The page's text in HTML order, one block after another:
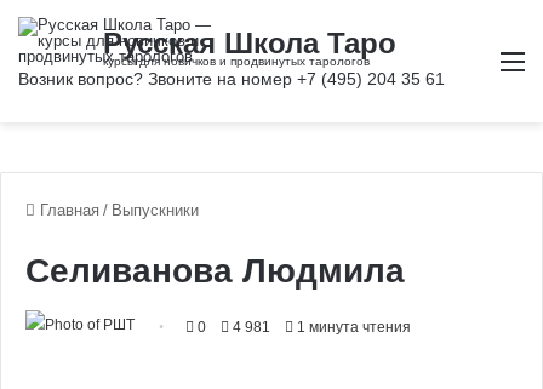
Главная / Выпускники
Селиванова Людмила
0 4 981 1 минута чтения